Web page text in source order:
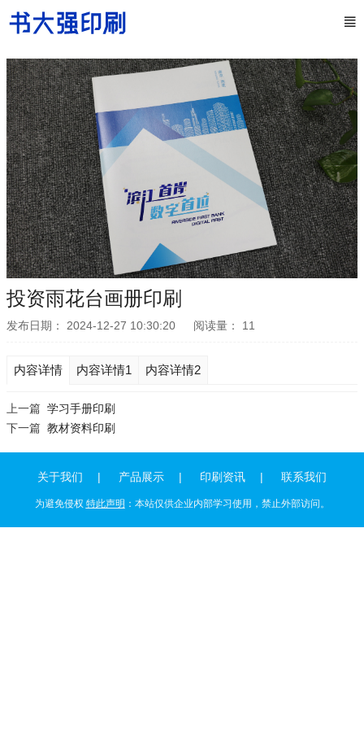
投资雨花台画册印刷
发布日期： 2024-12-27 10:30:20 阅读量： 11
内容详情 内容详情1 内容详情2
上一篇 学习手册印刷
下一篇 教材资料印刷
关于我们 产品展示 印刷资讯 联系我们
为避免侵权 特此声明 ：本站仅供企业内部学习使用，禁止外部访问。